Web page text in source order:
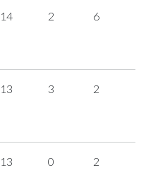
14 2 6
13 3 2
13 0 2